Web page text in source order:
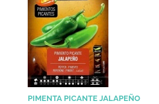
PIMENTA PICANTE JALAPEÑO